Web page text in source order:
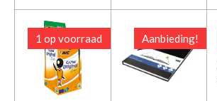
1 op voorraad Aanbieding!